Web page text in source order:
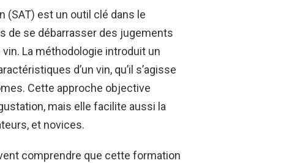
(SAT) est un outil clé dans le
de se débarrasser des jugements
La méthodologie introduit un
d’un vin, qu’il s’agisse
Cette approche objective
mais elle facilite aussi la
et novices.
comprendre que cette formation